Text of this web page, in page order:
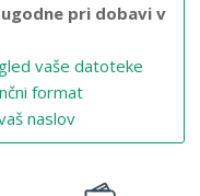
pri dobavi v
vaše datoteke
format
naslov